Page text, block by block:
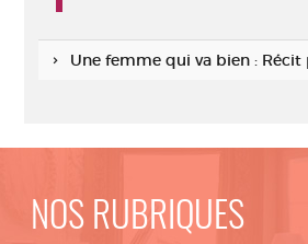
Une femme qui va bien :
NOS RUBRIQUES